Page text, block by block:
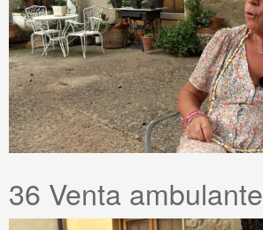
36 Venta ambulante